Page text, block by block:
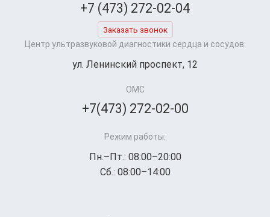
+7 (473) 272-02-04
Заказать звонок
Центр ультразвуковой диагностики сердца и сосудов:
ул. Ленинский проспект, 12
ОМС
+7(473) 272-02-00
Режим работы:
Пн.–Пт.: 08:00–20:00
Сб.: 08:00–14:00